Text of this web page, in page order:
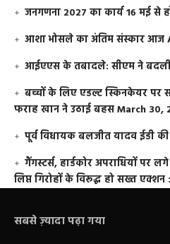
जनगणना 2027 का कार्य 16 मई से
आशा भोसले का अंतिम संस्कार आज
आईएएस के तबादले: सीएम ने बदली
बच्चों के लिए एडल्ट स्किनकेयर
फराह खान ने उठाई बहसMarch 30,
पूर्व विधायक बलजीत यादव ईडी
गैंगस्टर्स, हार्डकोर अपराधियों पर
लिप्त गिरोहों के विरूद्ध हो सख्त एक्शन
सबसे ज़्यादा पढ़ा गया